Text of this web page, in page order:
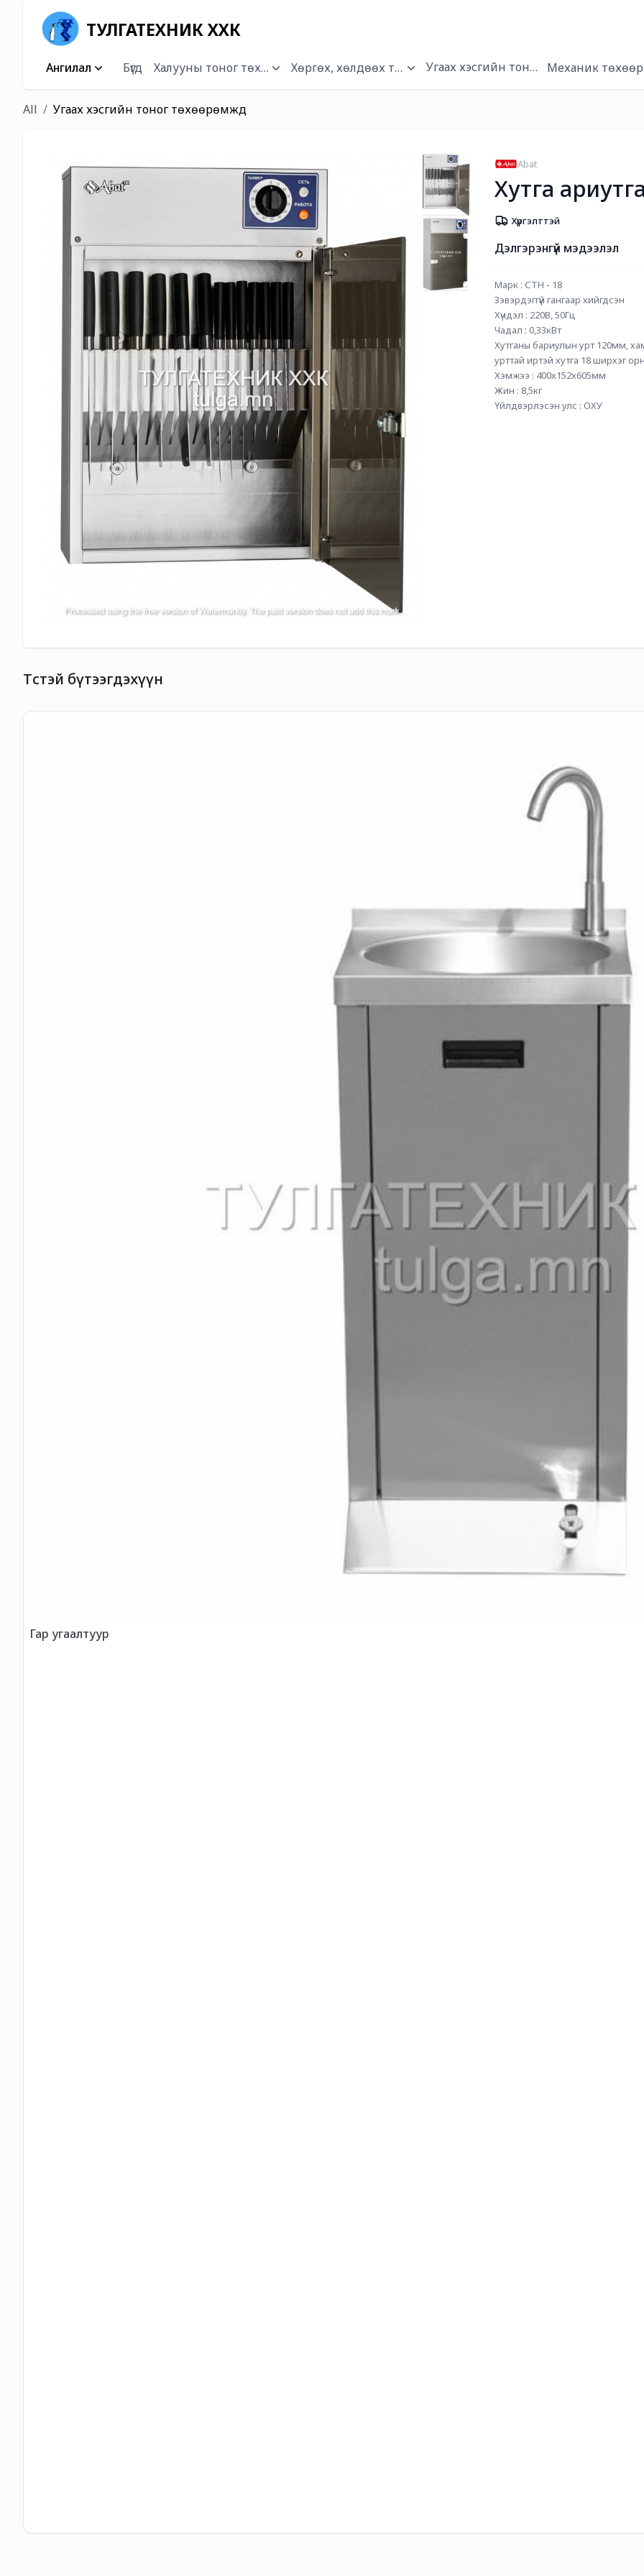
ТУЛГАТЕХНИК ХХК
Ангилал Бүгд Халууны тоног төхөөрөмжХөргөх, хөлдөөх төхөөрөмжүүдУгаах хэсгийн тоног төхөөрөмжүүд
Механик
All Угаах хэсгийн тоног төхөөрөмжүүд
Abat
Хутга
Хүргэлттэй
Дэлгэрэнгүй мэдээлэл
Марк : СТН - 18
Зэвэрдэггүй гангаар хийгдсэн
Хүчдэл : 220В, 50Гц
Чадал : 0,33кВт
Хутганы бариулын урт 120мм,
урттай иртэй хутга 18 ширхэг
Хэмжээ : 400х152х605мм
Жин : 8,5кг
Үйлдвэрлэсэн улс : ОХУ
Төстэй бүтээгдэхүүн
Гар угаалтуур